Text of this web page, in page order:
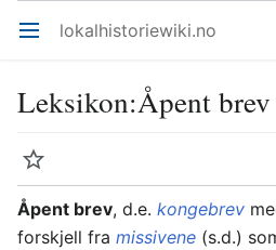
Åpne hovedmenyen lokalhistoriewiki.no
Leksikon:Åpent brev
Overvåk
Åpent brev, d.e. kongebrev
forskjell fra missivene (s.d.)